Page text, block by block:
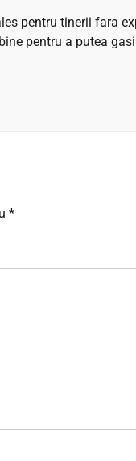
pentru tinerii fara
pentru a putea
*